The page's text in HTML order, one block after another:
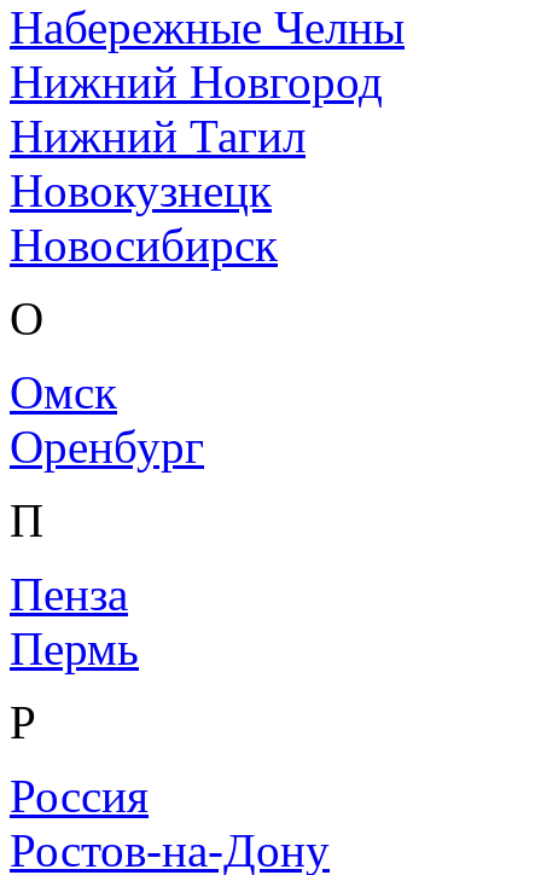
Набережные Челны
Нижний Новгород
Нижний Тагил
Новокузнецк
Новосибирск
О
Омск
Оренбург
П
Пенза
Пермь
Р
Россия
Ростов-на-Дону